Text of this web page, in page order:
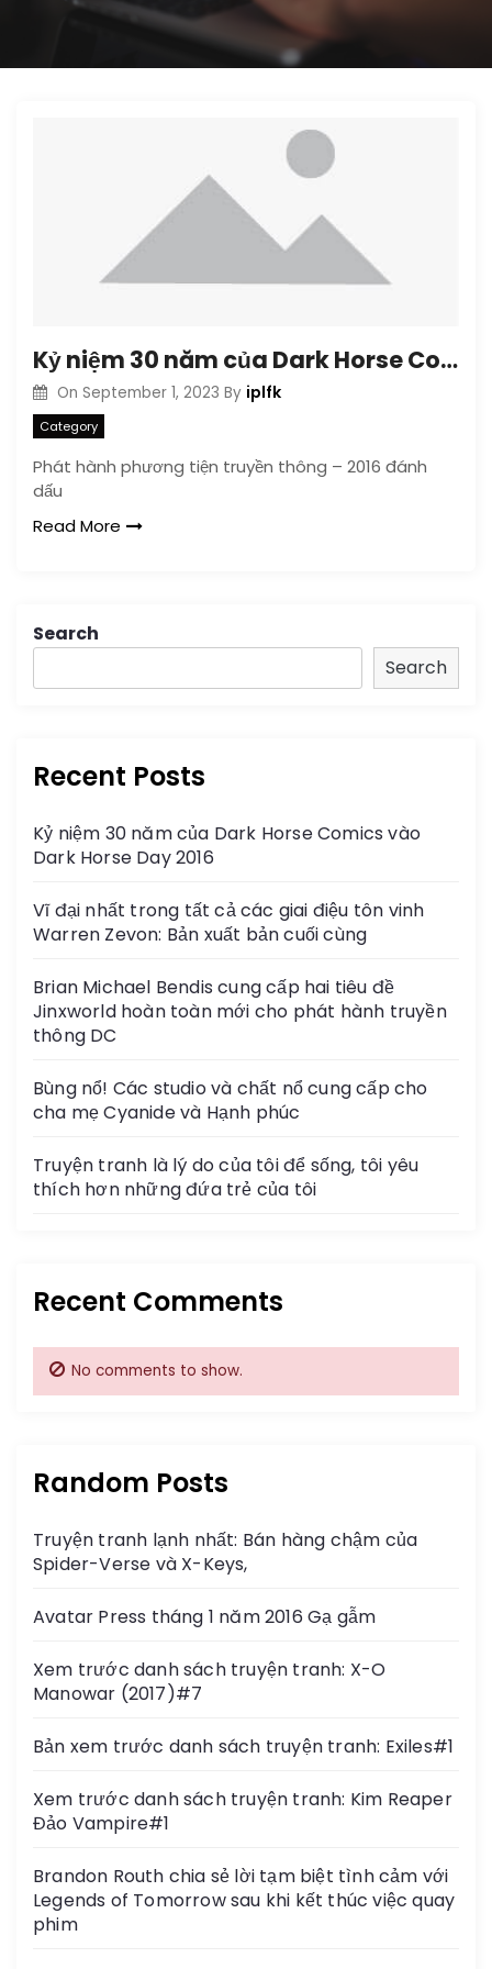
Kỷ niệm 30 năm của Dark Horse Comics vào Dark Horse Day 2016
On September 1, 2023 By iplfk
Category
Phát hành phương tiện truyền thông – 2016 đánh
dấu
Read More
Search
Search
Recent Posts
Kỷ niệm 30 năm của Dark Horse Comics vào
Dark Horse Day 2016
Vĩ đại nhất trong tất cả các giai điệu tôn vinh
Warren Zevon: Bản xuất bản cuối cùng
Brian Michael Bendis cung cấp hai tiêu đề
Jinxworld hoàn toàn mới cho phát hành truyền
thông DC
Bùng nổ! Các studio và chất nổ cung cấp cho
cha mẹ Cyanide và Hạnh phúc
Truyện tranh là lý do của tôi để sống, tôi yêu
thích hơn những đứa trẻ của tôi
Recent Comments
No comments to show.
Random Posts
Truyện tranh lạnh nhất: Bán hàng chậm của
Spider-Verse và X-Keys,
Avatar Press tháng 1 năm 2016 Gạ gẫm
Xem trước danh sách truyện tranh: X-O
Manowar (2017)#7
Bản xem trước danh sách truyện tranh: Exiles#1
Xem trước danh sách truyện tranh: Kim Reaper
Đảo Vampire#1
Brandon Routh chia sẻ lời tạm biệt tình cảm với
Legends of Tomorrow sau khi kết thúc việc quay
phim